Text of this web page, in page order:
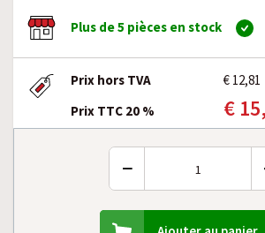
Plus de 5 pièces en stock
Prix hors TVA
€ 12,81
Prix TTC 20 %
€
−